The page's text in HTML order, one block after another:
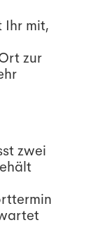
Ihr mit,
zur
zwei